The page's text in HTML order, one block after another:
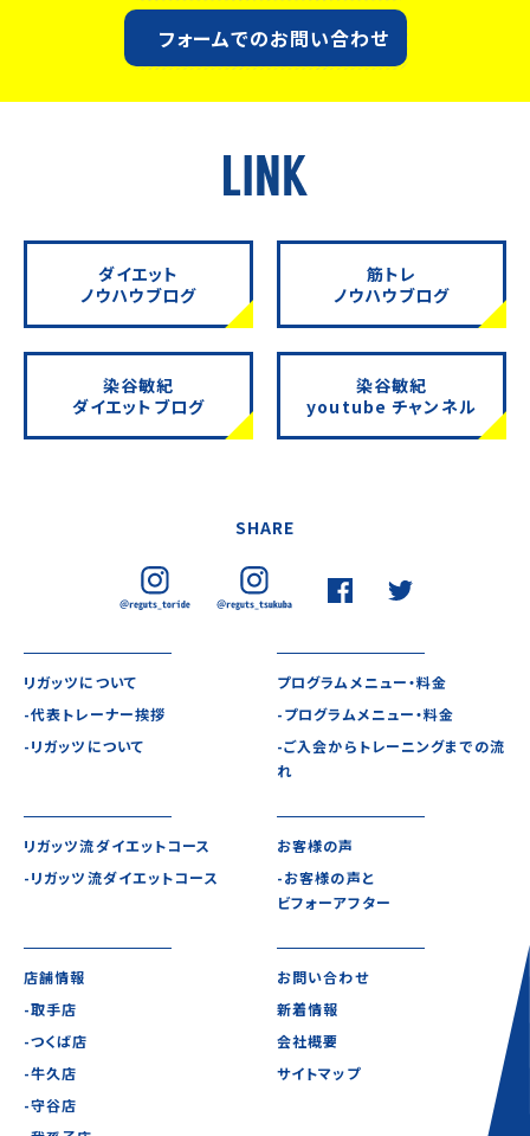
フォームでのお問い合わせ
ダイエット
ノウハウブログ
筋トレ
ノウハウブログ
染谷敏紀
ダイエットブログ
染谷敏紀
youtube チャンネル
SHARE
リガッツについて
-代表トレーナー挨拶
-リガッツについて
プログラムメニュー・料金
-プログラムメニュー・料金
-ご入会からトレーニングまでの流
れ
リガッツ流ダイエットコース
-リガッツ流ダイエットコース
お客様の声
-お客様の声と
ビフォーアフター
店舗情報
-取手店
-つくば店
-牛久店
-守谷店
お問い合わせ
新着情報
会社概要
サイトマップ